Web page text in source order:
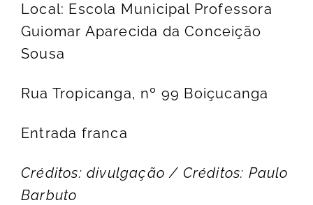
Local: Escola Municipal Professora
Guiomar Aparecida da Conceição
Sousa
Rua Tropicanga, nº 99 Boiçucanga
Entrada franca
Créditos: divulgação / Créditos: Paulo
Barbuto